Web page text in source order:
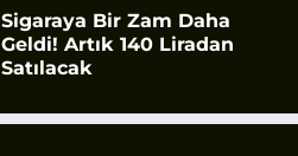
Sigaraya Bir Zam Daha
Geldi! Artık 140 Liradan
Satılacak